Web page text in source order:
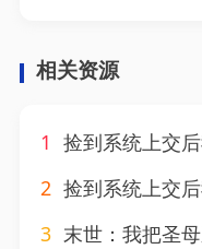
相关资源
1 捡到系统上交后我
2 捡到系统上交后
3 末世：我把圣母系统上交